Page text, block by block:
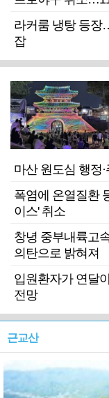
라커룸 냉탕 등장
잡
마산 원도심 행정
폭염에 온열질환
이스' 취소
창녕 중부내륙고
의탄으로 밝혀져
입원환자가 연달
전망
근교산